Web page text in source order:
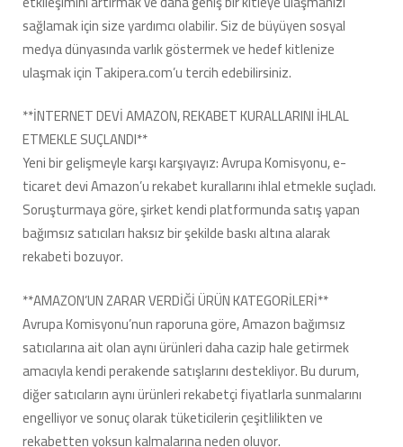
sağlamak için size yardımcı olabilir. Siz de büyüyen sosyal
medya dünyasında varlık göstermek ve hedef kitlenize
ulaşmak için Takipera.com’u tercih edebilirsiniz.
**İNTERNET DEVİ AMAZON, REKABET KURALLARINI İHLAL
ETMEKLE SUÇLANDI**
Yeni bir gelişmeyle karşı karşıyayız: Avrupa Komisyonu, e-
ticaret devi Amazon’u rekabet kurallarını ihlal etmekle suçladı.
Soruşturmaya göre, şirket kendi platformunda satış yapan
bağımsız satıcıları haksız bir şekilde baskı altına alarak
rekabeti bozuyor.
**AMAZON’UN ZARAR VERDİĞİ ÜRÜN KATEGORİLERİ**
Avrupa Komisyonu’nun raporuna göre, Amazon bağımsız
satıcılarına ait olan aynı ürünleri daha cazip hale getirmek
amacıyla kendi perakende satışlarını destekliyor. Bu durum,
diğer satıcıların aynı ürünleri rekabetçi fiyatlarla sunmalarını
engelliyor ve sonuç olarak tüketicilerin çeşitlilikten ve
rekabetten yoksun kalmalarına neden oluyor.